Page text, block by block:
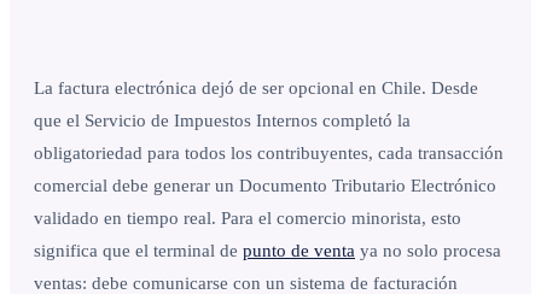
La factura electrónica dejó de ser opcional en Chile. Desde
que el Servicio de Impuestos Internos completó la
obligatoriedad para todos los contribuyentes, cada transacción
comercial debe generar un Documento Tributario Electrónico
validado en tiempo real. Para el comercio minorista, esto
significa que el terminal de punto de venta ya no solo procesa
ventas: debe comunicarse con un sistema de facturación